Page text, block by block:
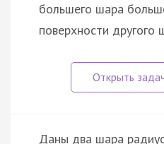
большего шара
поверхности другого
Даны два шара